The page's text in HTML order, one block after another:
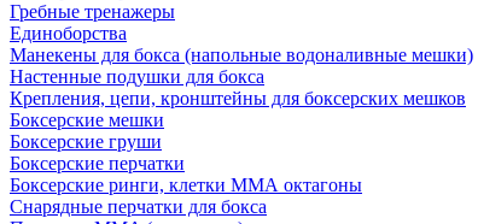
Гребные тренажеры
Единоборства
Манекены для бокса (напольные водоналивные мешки)
Настенные подушки для бокса
Крепления, цепи, кронштейны для боксерских мешков
Боксерские мешки
Боксерские груши
Боксерские перчатки
Боксерские ринги, клетки ММА октагоны
Снарядные перчатки для бокса